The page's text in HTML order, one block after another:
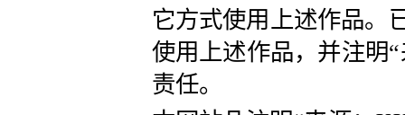
它方式使用上述作品。
使用上述作品，并注明
责任。